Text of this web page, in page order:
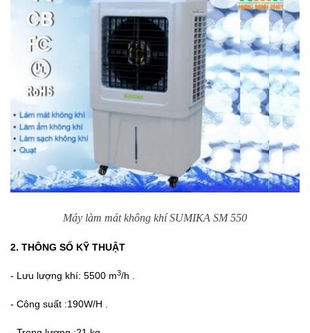
Máy làm mát không khí SUMIKA SM 550
2. THÔNG SỐ KỸ THUẬT
- Lưu lượng khí: 5500 m3/h .
- Công suất :190W/H .